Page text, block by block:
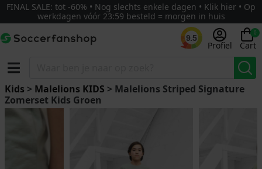
FINAL SALE: tot -60% • Nog slechts enkele dagen • Klik hier • Op
werkdagen vóór 23:59 besteld = morgen in huis
9.5
Profiel
0
Cart
Kids > Malelions KIDS > Malelions Striped Signature
Zomerset Kids Groen